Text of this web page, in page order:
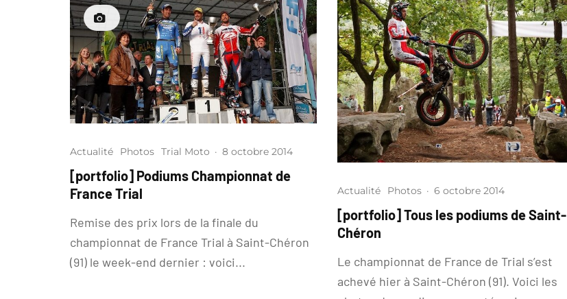
Actualité Photos Trial Moto · 8 octobre 2014
[portfolio] Podiums Championnat de
France Trial
Remise des prix lors de la finale du
championnat de France Trial à Saint-Chéron
(91) le week-end dernier : voici...
Actualité Photos · 6 octobre 2014
[portfolio] Tous les podiums de Saint-
Chéron
Le championnat de France de Trial s’est
achevé hier à Saint-Chéron (91). Voici les